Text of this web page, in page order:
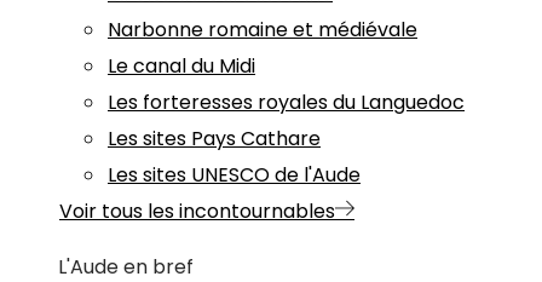
Narbonne romaine et médiévale
Le canal du Midi
Les forteresses royales du Languedoc
Les sites Pays Cathare
Les sites UNESCO de l'Aude
Voir tous les incontournables
L'Aude en bref